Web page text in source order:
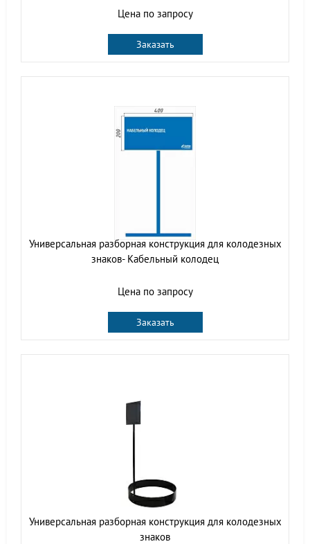
Цена по запросу
Заказать
Универсальная разборная конструкция для колодезных
знаков- Кабельный колодец
Цена по запросу
Заказать
Универсальная разборная конструкция для колодезных
знаков